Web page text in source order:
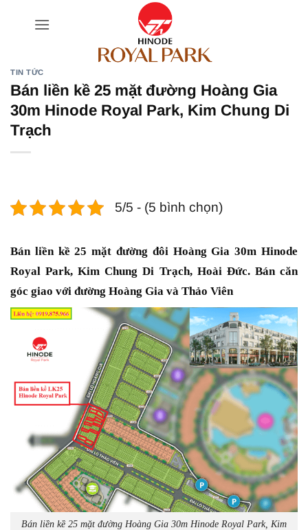
TIN TỨC
Bán liền kề 25 mặt đường Hoàng Gia
30m Hinode Royal Park, Kim Chung Di
Trạch
5/5 - (5 bình chọn)
Bán liền kề 25 mặt đường đôi Hoàng Gia 30m Hinode
Royal Park, Kim Chung Di Trạch, Hoài Đức. Bán căn
góc giao với đường Hoàng Gia và Thảo Viên
Bán liền kề 25 mặt đường Hoàng Gia 30m Hinode Royal Park, Kim